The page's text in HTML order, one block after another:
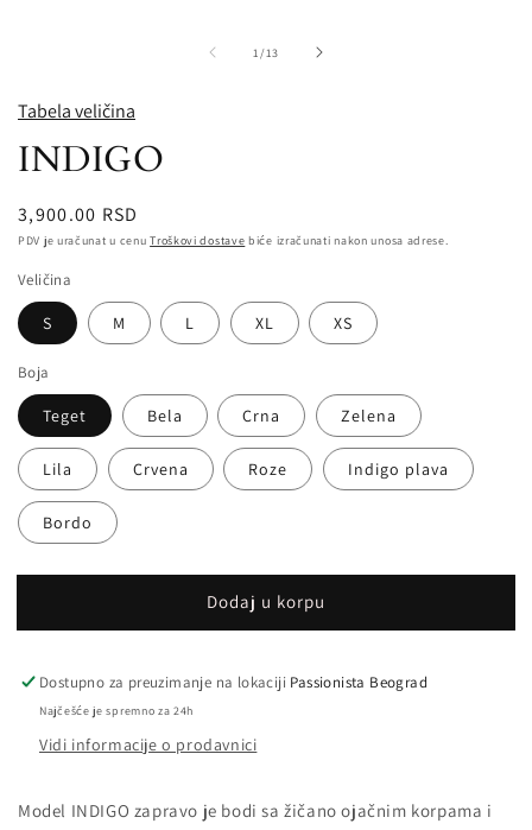
1 /
od13
Tabela veličina
INDIGO
Redovna
cena
3,900.00 RSD
PDV je uračunat u cenuTroškovi dostave biće izračunati nakon unosa adrese.
Veličina
S M L XL XS
Boja
Teget Bela Crna Zelena
Lila Crvena Roze Indigo plava
Bordo
Dodaj u korpu
Dostupno za preuzimanje na lokaciji Passionista Beograd
Najčešće je spremno za 24h
Vidi informacije o prodavnici
Model INDIGO zapravo je bodi sa žičano ojačnim korpama i